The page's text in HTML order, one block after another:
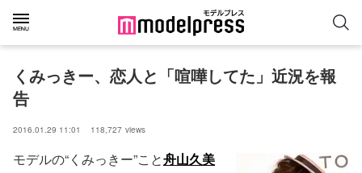
くみっきー、恋人と「喧嘩してた」近況を報
告
2016.01.29 11:01 118,727 views
モデルの“くみっきー”こと舟山久美